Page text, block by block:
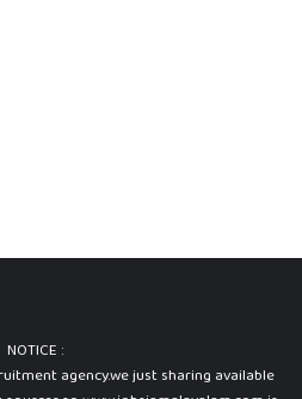
NOTICE :
agency.we just sharing available